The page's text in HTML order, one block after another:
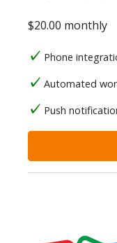
$20.00 monthly
Phone
Automated
Push